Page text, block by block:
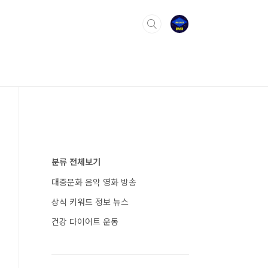
분류 전체보기
대중문화 음악 영화 방송
상식 키워드 정보 뉴스
건강 다이어트 운동